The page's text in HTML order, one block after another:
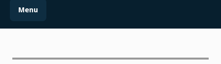
Menu